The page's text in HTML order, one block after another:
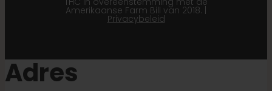
Amerikaanse Farm Bill van 2018. |
Privacybeleid
Adres